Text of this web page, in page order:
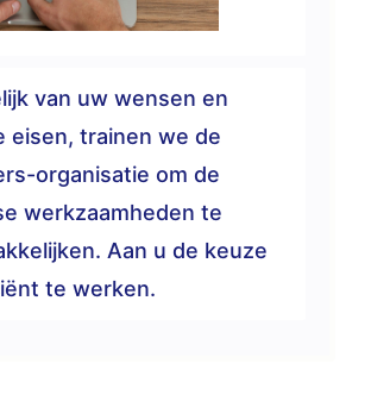
van uw wensen en
eisen, trainen we de
organisatie om de
werkzaamheden te
Aan u de keuze
te werken.